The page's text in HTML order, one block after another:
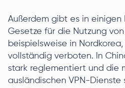
Außerdem gibt es in einigen
Gesetze für die Nutzung von
beispielsweise in
vollständig verboten. In
stark reglementiert und die
ausländischen VPN-Dienste